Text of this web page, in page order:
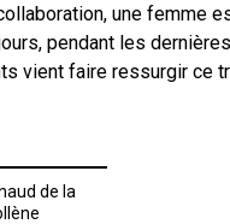
une femme
pendant les
vient faire ressurgir ce
de la